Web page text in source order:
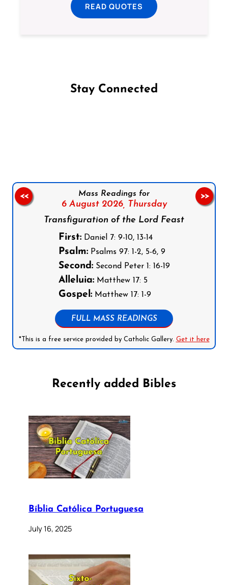
READ QUOTES
Stay Connected
Mass Readings for
6 August 2026,
Thursday
Transfiguration of the Lord Feast
First:Daniel 7: 9-10, 13-14
Psalm:Psalms 97: 1-2, 5-6, 9
Second:Second Peter 1: 16-19
Alleluia:Matthew 17: 5
Gospel:Matthew 17: 1-9
FULL MASS READINGS
*This is a free service provided by Catholic Gallery. Get it here
<< >>
Recently added Bibles
Bíblia Católica Portuguesa
July 16, 2025